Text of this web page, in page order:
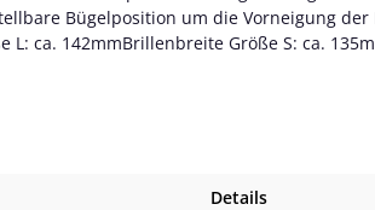
Bügelposition um die Vorneigung
ca. 142mmBrillenbreite Größe S: ca.
Details